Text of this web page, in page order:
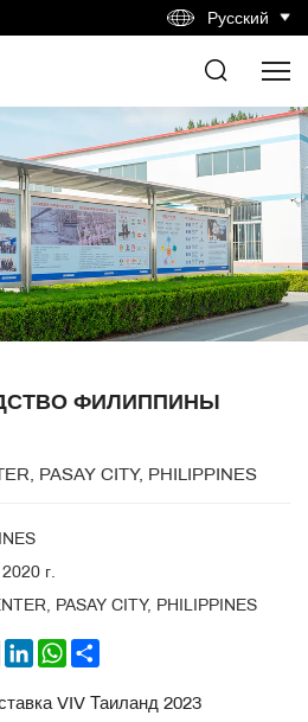
Русский
ФИЛИППИНЫ
PASAY CITY, PHILIPPINES
г.
PASAY CITY, PHILIPPINES
X LinkedInWhatsApp
VIV Таиланд 2023